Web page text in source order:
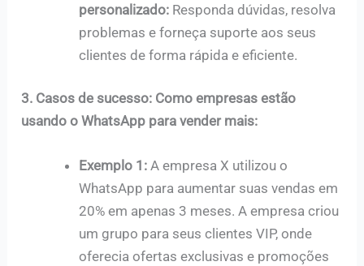
personalizado: Responda dúvidas, resolva
problemas e forneça suporte aos seus
clientes de forma rápida e eficiente.
3. Casos de sucesso: Como empresas estão
usando o WhatsApp para vender mais:
Exemplo 1: A empresa X utilizou o
WhatsApp para aumentar suas vendas em
20% em apenas 3 meses. A empresa criou
um grupo para seus clientes VIP, onde
oferecia ofertas exclusivas e promoções